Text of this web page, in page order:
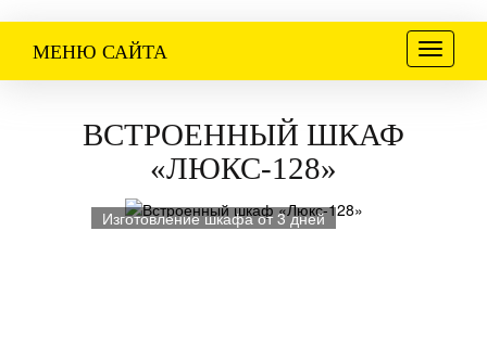
Меню
МЕНЮ САЙТА
ВСТРОЕННЫЙ ШКАФ
«ЛЮКС-128»
Изготовление шкафа от 3 дней